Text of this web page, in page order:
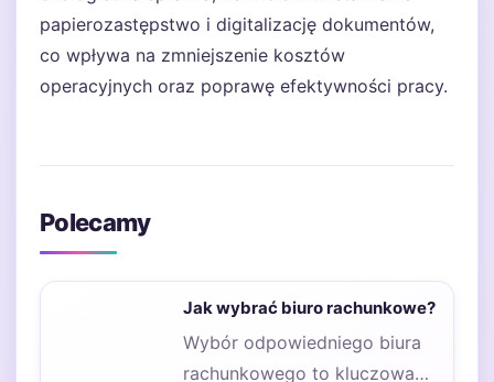
papierozastępstwo i digitalizację dokumentów,
co wpływa na zmniejszenie kosztów
operacyjnych oraz poprawę efektywności pracy.
Polecamy
Jak wybrać biuro rachunkowe?
Wybór odpowiedniego biura
rachunkowego to kluczowa